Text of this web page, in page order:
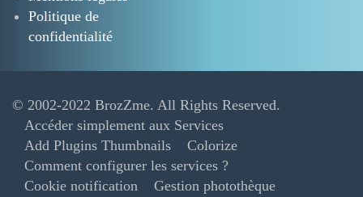
Politique de
confidentialité
© 2002-2022 BrozZme. All Rights Reserved.
Accéder simplement aux Services
Add Plugins Thumbnails
Colorize
Comment configurer les services ?
Cookie notification
Gestion photothèque